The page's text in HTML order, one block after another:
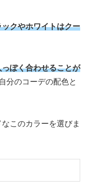
ックやホワイトはクー
っぽく合わせることが
分のコーデの配色と
このカラーを選びま